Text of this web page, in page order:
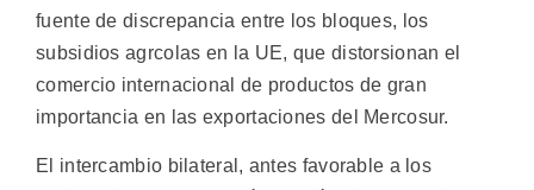
fuente de discrepancia entre los bloques, los
subsidios agrcolas en la UE, que distorsionan el
comercio internacional de productos de gran
importancia en las exportaciones del Mercosur.
El intercambio bilateral, antes favorable a los